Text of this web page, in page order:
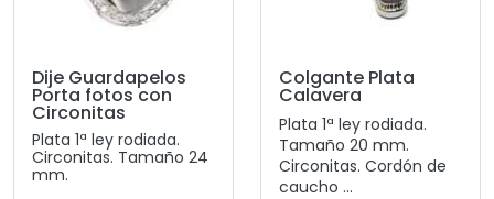
Dije Guardapelos
Porta fotos con
Circonitas
Plata 1ª ley rodiada.
Circonitas. Tamaño 24
mm.
Colgante Plata
Calavera
Plata 1ª ley rodiada.
Tamaño 20 mm.
Circonitas. Cordón de
caucho ...